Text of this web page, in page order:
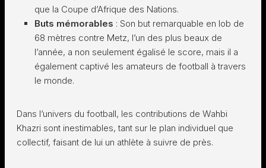
que la Coupe d’Afrique des Nations.
Buts mémorables : Son but remarquable en lob de
68 mètres contre Metz, l’un des plus beaux de
l’année, a non seulement égalisé le score, mais il a
également captivé les amateurs de football à travers
le monde.
Dans l’univers du football, les contributions de Wahbi
Khazri sont inestimables, tant sur le plan individuel que
collectif, faisant de lui un athlète à suivre de près.